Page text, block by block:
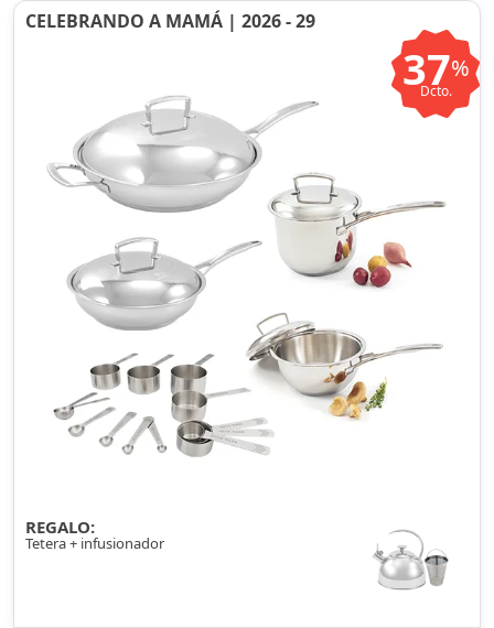
CELEBRANDO A MAMÁ | 2026 - 29
37%
Dcto.
REGALO:
Tetera + infusionador